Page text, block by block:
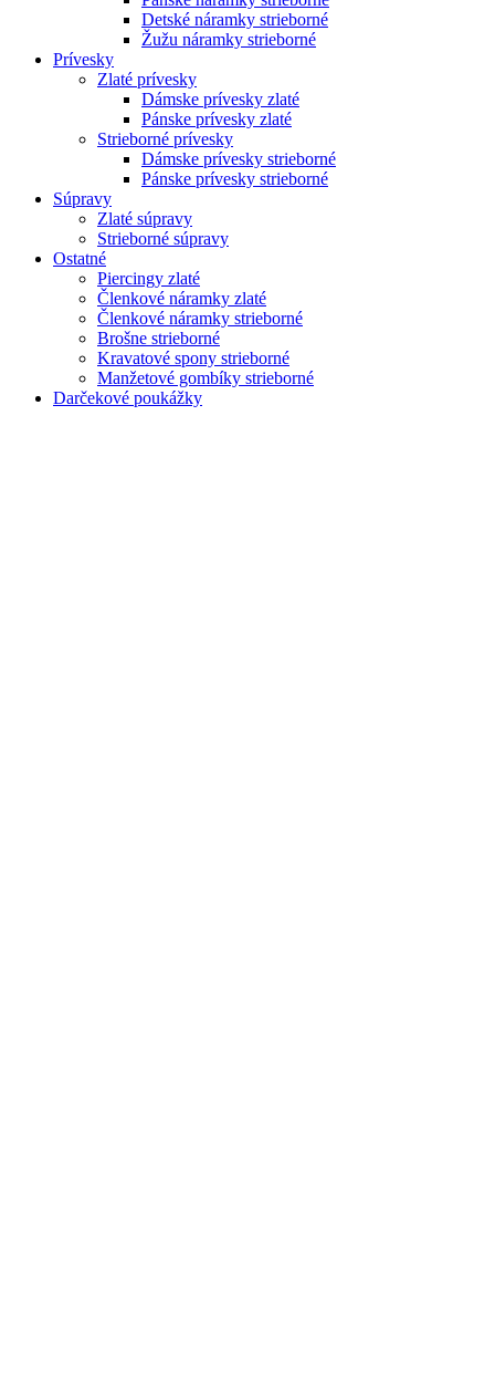
Detské náramky strieborné
Žužu náramky strieborné
Prívesky
Zlaté prívesky
Dámske prívesky zlaté
Pánske prívesky zlaté
Strieborné prívesky
Dámske prívesky strieborné
Pánske prívesky strieborné
Súpravy
Zlaté súpravy
Strieborné súpravy
Ostatné
Piercingy zlaté
Členkové náramky zlaté
Členkové náramky strieborné
Brošne strieborné
Kravatové spony strieborné
Manžetové gombíky strieborné
Darčekové poukážky